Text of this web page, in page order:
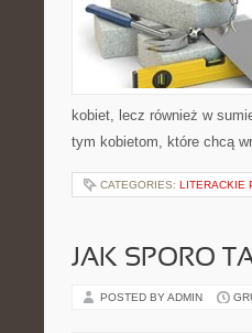
kobiet, lecz również w
tym kobietom, które chcą
CATEGORIES: LITERACKIE
JAK SPORO
POSTED BY ADMIN